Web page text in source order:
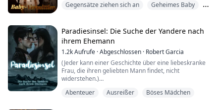
Sechs Jahre später kehre ich als renommierte
Stiefschwester, sieht in mir seine Feindin. Als die
Wahrh...
Gegensätze ziehen sich an
Geheimes Baby
Paradiesinsel: Die Suche der Yandere nach
ihrem Ehemann
1.2kAufrufe ·Abgeschlossen · Robert Garcia
(Jeder kann einer Geschichte über eine liebeskranke
Frau, die ihren geliebten Mann findet, nicht
widerstehen.)
jemanden ist?
Abenteuer Ausreißer Böses Mädchen